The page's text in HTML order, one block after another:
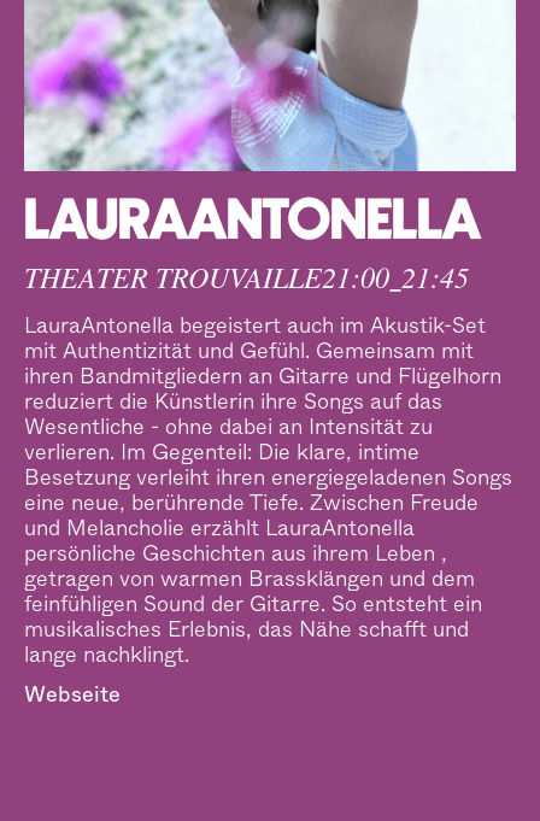
LAURAANTONELLA
THEATER TROUVAILLE21:00–21:45
LauraAntonella begeistert auch im Akustik-Set
mit Authentizität und Gefühl. Gemeinsam mit
ihren Bandmitgliedern an Gitarre und Flügelhorn
reduziert die Künstlerin ihre Songs auf das
Wesentliche - ohne dabei an Intensität zu
verlieren. Im Gegenteil: Die klare, intime
Besetzung verleiht ihren energiegeladenen Songs
eine neue, berührende Tiefe. Zwischen Freude
und Melancholie erzählt LauraAntonella
persönliche Geschichten aus ihrem Leben ,
getragen von warmen Brassklängen und dem
feinfühligen Sound der Gitarre. So entsteht ein
musikalisches Erlebnis, das Nähe schafft und
lange nachklingt.
Webseite